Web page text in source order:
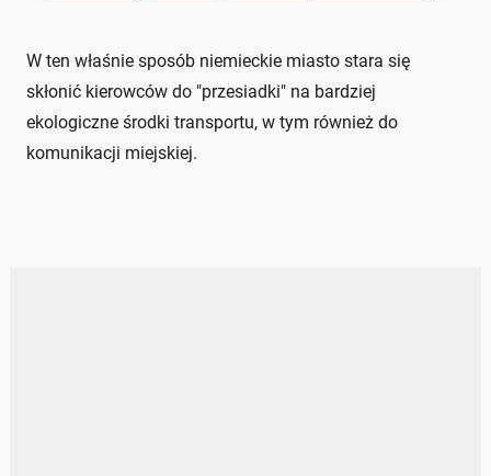
W ten właśnie sposób niemieckie miasto stara się
skłonić kierowców do "przesiadki" na bardziej
ekologiczne środki transportu, w tym również do
komunikacji miejskiej.